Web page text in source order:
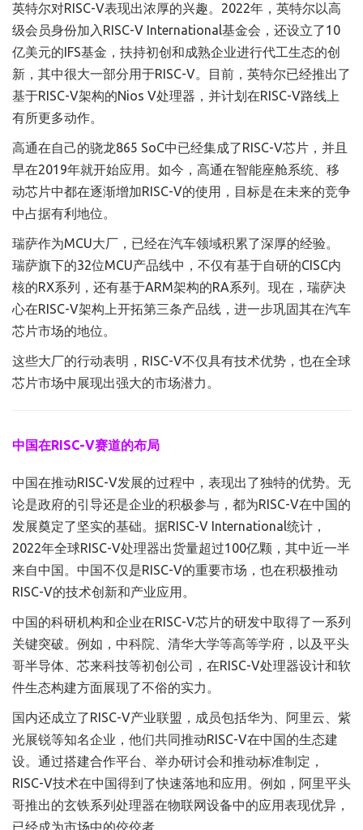
英特尔对RISC-V表现出浓厚的兴趣。2022年，英特尔以高
级会员身份加入RISC-V International基金会，还设立了10
亿美元的IFS基金，扶持初创和成熟企业进行代工生态的创
新，其中很大一部分用于RISC-V。目前，英特尔已经推出了
基于RISC-V架构的Nios V处理器，并计划在RISC-V路线上
有所更多动作。
高通在自己的骁龙865 SoC中已经集成了RISC-V芯片，并且
早在2019年就开始应用。如今，高通在智能座舱系统、移
动芯片中都在逐渐增加RISC-V的使用，目标是在未来的竞争
中占据有利地位。
瑞萨作为MCU大厂，已经在汽车领域积累了深厚的经验。
瑞萨旗下的32位MCU产品线中，不仅有基于自研的CISC内
核的RX系列，还有基于ARM架构的RA系列。现在，瑞萨决
心在RISC-V架构上开拓第三条产品线，进一步巩固其在汽车
芯片市场的地位。
这些大厂的行动表明，RISC-V不仅具有技术优势，也在全球
芯片市场中展现出强大的市场潜力。
中国在RISC-V赛道的布局
中国在推动RISC-V发展的过程中，表现出了独特的优势。无
论是政府的引导还是企业的积极参与，都为RISC-V在中国的
发展奠定了坚实的基础。据RISC-V International统计，
2022年全球RISC-V处理器出货量超过100亿颗，其中近一半
来自中国。中国不仅是RISC-V的重要市场，也在积极推动
RISC-V的技术创新和产业应用。
中国的科研机构和企业在RISC-V芯片的研发中取得了一系列
关键突破。例如，中科院、清华大学等高等学府，以及平头
哥半导体、芯来科技等初创公司，在RISC-V处理器设计和软
件生态构建方面展现了不俗的实力。
国内还成立了RISC-V产业联盟，成员包括华为、阿里云、紫
光展锐等知名企业，他们共同推动RISC-V在中国的生态建
设。通过搭建合作平台、举办研讨会和推动标准制定，
RISC-V技术在中国得到了快速落地和应用。例如，阿里平头
哥推出的玄铁系列处理器在物联网设备中的应用表现优异，
已经成为市场中的佼佼者。